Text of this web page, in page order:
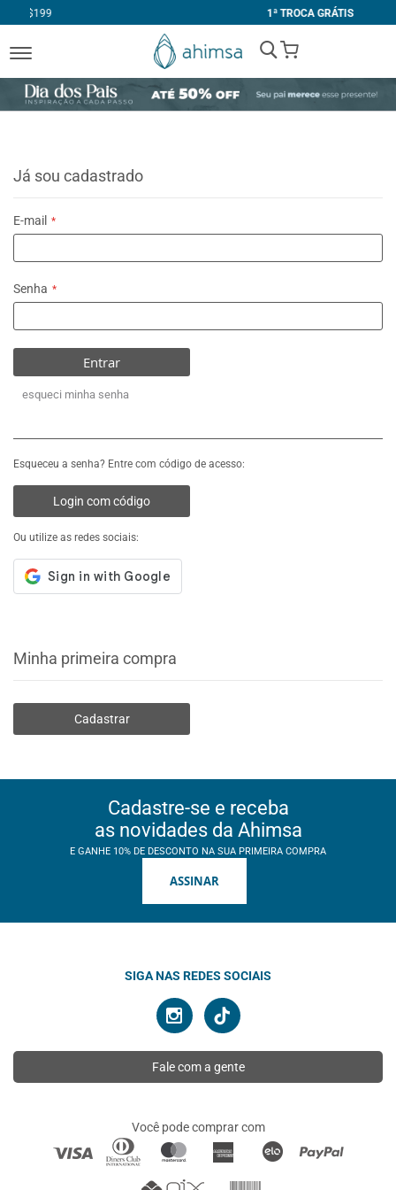
1ª TROCA GRÁTIS
My Cart
Já sou cadastrado
E-mail
Senha
Entrar
esqueci minha senha
Esqueceu a senha? Entre com código de acesso:
Login com código
Ou utilize as redes sociais:
Minha primeira compra
Cadastrar
Cadastre-se e receba
as novidades da Ahimsa
E GANHE 10% DE DESCONTO NA SUA PRIMEIRA COMPRA
ASSINAR
SIGA NAS REDES SOCIAIS
Fale com a gente
Você pode comprar com